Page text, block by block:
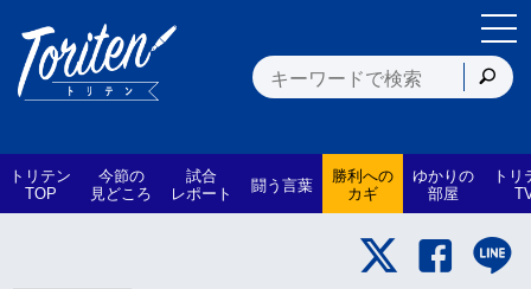
トリテン
TOP
今節の
見どころ
試合
レポート 闘う言葉 勝利への
カギ
ゆかりの
部屋
トリ